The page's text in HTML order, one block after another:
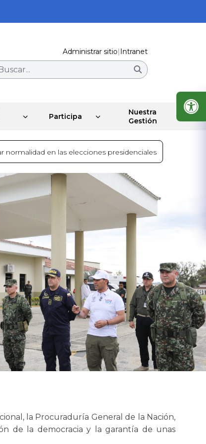
Administrar sitio|Intranet
Participa
Nuestra
Gestión
normalidad en las elecciones presidenciales
la Procuraduría General de la Nación,
de la democracia y la garantía de unas